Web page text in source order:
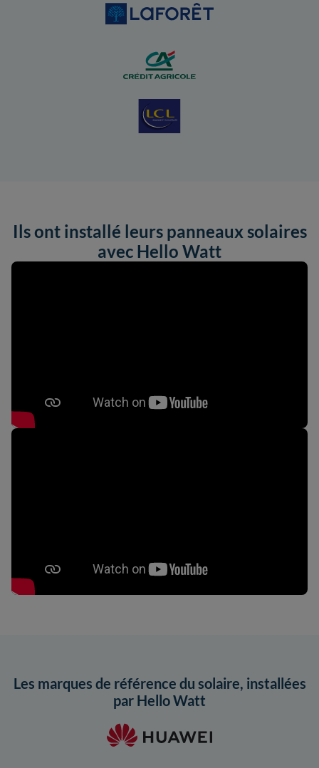
Ils ont installé leurs panneaux solaires
avec Hello Watt
Les marques de référence du solaire, installées
par Hello Watt